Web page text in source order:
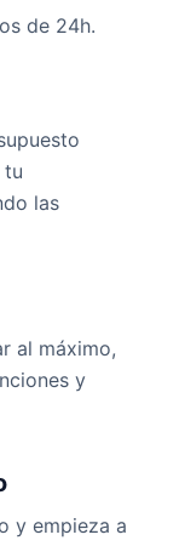
de 24h.
tu
las
al máximo,
y
y empieza a